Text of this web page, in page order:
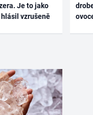
Je to jako
vzrušeně